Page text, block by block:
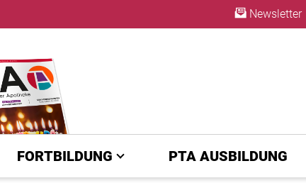
Newsletter
FORTBILDUNG PTA AUSBILDUNG